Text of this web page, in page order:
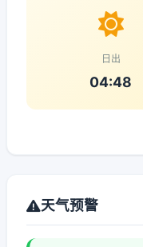
日出
04:48
天气预警